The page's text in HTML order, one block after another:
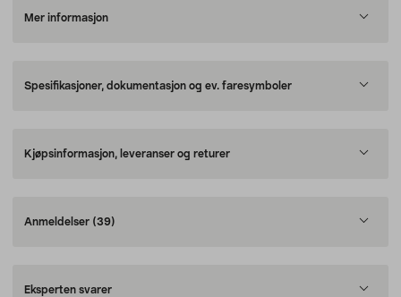
Mer informasjon
Spesifikasjoner, dokumentasjon og ev. faresymboler
Kjøpsinformasjon, leveranser og returer
Anmeldelser (39)
Eksperten svarer